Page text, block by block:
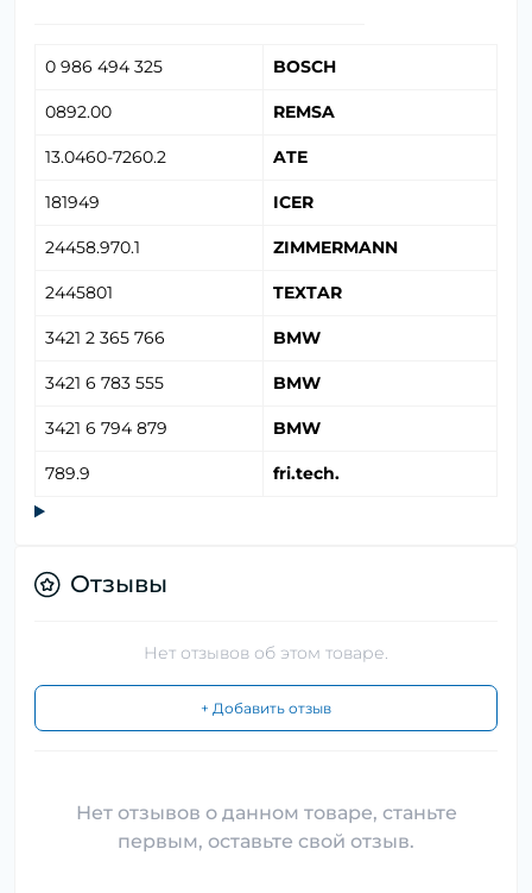
0 986 494 325 BOSCH
0892.00 REMSA
13.0460-7260.2 ATE
181949 ICER
24458.970.1 ZIMMERMANN
2445801 TEXTAR
3421 2 365 766 BMW
3421 6 783 555 BMW
3421 6 794 879 BMW
789.9 fri.tech.
Отзывы
Нет отзывов об этом товаре.
+ Добавить отзыв
Нет отзывов о данном товаре, станьте
первым, оставьте свой отзыв.